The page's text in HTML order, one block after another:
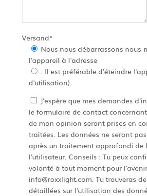
Versand*
Nous nous débarrassons nous-
l'appareil à l'adresse
. Il est préférable d'éteindre
d'utilisation).
J'espère que mes demandes
le formulaire de contact
de mon opinion seront prises en
traitées. Les données ne seront
après un traitement approfondi de
l'utilisateur. Conseils : Tu peux
volonté à tout moment pour
info@roxxlight.com. Tu trouveras
détaillées sur l'utilisation des